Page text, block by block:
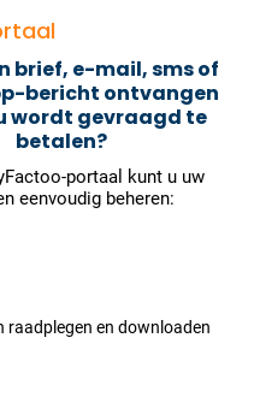
brief, e-mail, sms of
bericht ontvangen
wordt gevraagd te
betalen?
portaal kunt u uw
eenvoudig beheren:
raadplegen en downloaden